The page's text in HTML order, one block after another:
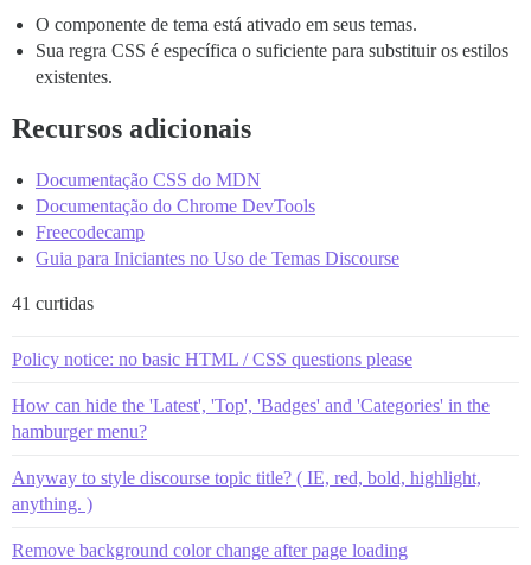
O componente de tema está ativado em seus temas.
Sua regra CSS é específica o suficiente para substituir os estilos
existentes.
Recursos adicionais
Documentação CSS do MDN
Documentação do Chrome DevTools
Freecodecamp
Guia para Iniciantes no Uso de Temas Discourse
41 curtidas
Policy notice: no basic HTML / CSS questions please
How can hide the 'Latest', 'Top', 'Badges' and 'Categories' in the
hamburger menu?
Anyway to style discourse topic title? ( IE, red, bold, highlight,
anything. )
Remove background color change after page loading